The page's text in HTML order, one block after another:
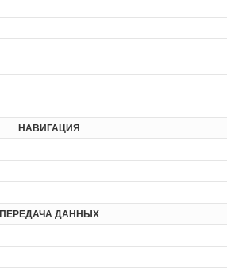
НАВИГАЦИЯ
ПЕРЕДАЧА ДАННЫХ